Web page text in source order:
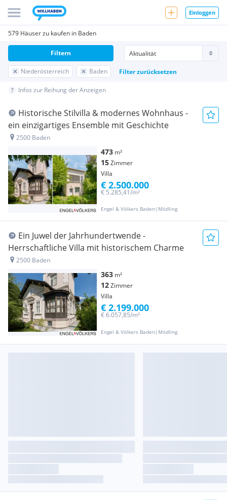
Einloggen
579 Häuser zu kaufen in Baden
Niederösterreich Baden Filter zurücksetzen
Filtern
Infos zur Reihung der Anzeigen
Historische Stilvilla & modernes Wohnhaus -
ein einzigartiges Ensemble mit Geschichte
2500 Baden
473 m²
15Zimmer
Villa
Engel & Völkers Baden|Mödling
€ 5.285,41/m²
€ 2.500.000
Ein Juwel der Jahrhundertwende -
Herrschaftliche Villa mit historischem Charme
2500 Baden
363 m²
12Zimmer
Villa
Engel & Völkers Baden|Mödling
€ 6.057,85/m²
€ 2.199.000